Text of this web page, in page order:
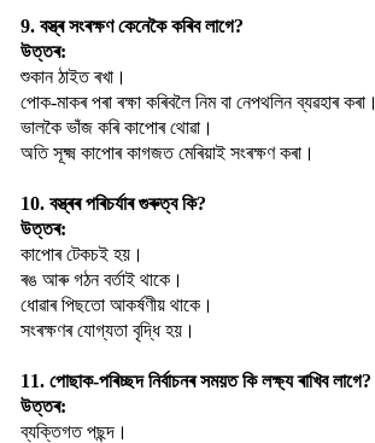
9. বস্ত্ৰ সংৰক্ষণ কেনেকৈ কৰিব লাগে?
উত্তৰ:
শুকান ঠাইত ৰখা।
পোক-মাকৰ পৰা ৰক্ষা কৰিবলৈ নিম বা নেপথলিন ব্যৱহাৰ কৰা।
ভালকৈ ভাঁজ কৰি কাপোৰ থোৱা।
অতি সূক্ষ্ম কাপোৰ কাগজত মেৰিয়াই সংৰক্ষণ কৰা।
10. বস্ত্ৰৰ পৰিচৰ্যাৰ গুৰুত্ব কি?
উত্তৰ:
কাপোৰ টেকচই হয়।
ৰঙ আৰু গঠন বৰ্তাই থাকে।
ধোৱাৰ পিছতো আকর্ষণীয় থাকে।
সংৰক্ষণৰ যোগ্যতা বৃদ্ধি হয়।
11. পোছাক-পৰিচ্ছদ নিৰ্বাচনৰ সময়ত কি লক্ষ্য ৰাখিব লাগে?
উত্তৰ:
ব্যক্তিগত পছন্দ।